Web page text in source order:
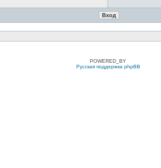
POWERED_BY
Русская поддержка phpBB